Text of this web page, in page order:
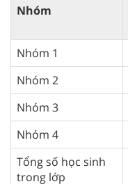
Nhóm
Nhóm 1
Nhóm 2
Nhóm 3
Nhóm 4
Tổng số học sinh
trong lớp